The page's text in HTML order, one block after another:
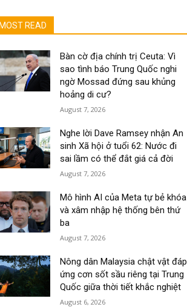
MOST READ
Bàn cờ địa chính trị Ceuta: Vì
sao tình báo Trung Quốc nghi
ngờ Mossad đứng sau khủng
hoảng di cư?
August 7, 2026
Nghe lời Dave Ramsey nhận An
sinh Xã hội ở tuổi 62: Nước đi
sai lầm có thể đắt giá cả đời
August 7, 2026
Mô hình AI của Meta tự bẻ khóa
và xâm nhập hệ thống bên thứ
ba
August 7, 2026
Nông dân Malaysia chật vật đáp
ứng cơn sốt sầu riêng tại Trung
Quốc giữa thời tiết khắc nghiệt
August 6, 2026